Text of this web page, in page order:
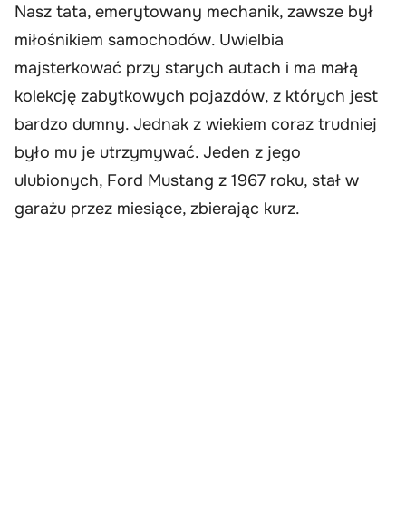
Nasz tata, emerytowany mechanik, zawsze był
miłośnikiem samochodów. Uwielbia
majsterkować przy starych autach i ma małą
kolekcję zabytkowych pojazdów, z których jest
bardzo dumny. Jednak z wiekiem coraz trudniej
było mu je utrzymywać. Jeden z jego
ulubionych, Ford Mustang z 1967 roku, stał w
garażu przez miesiące, zbierając kurz.